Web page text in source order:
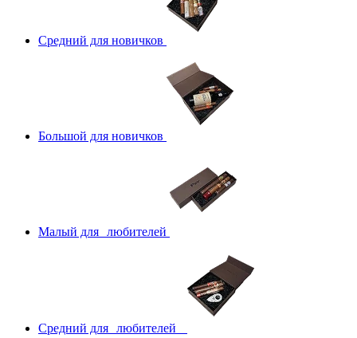
Средний для новичков
Большой для новичков
Малый для любителей
Средний для любителей